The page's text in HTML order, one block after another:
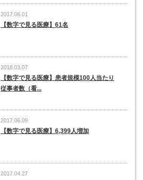
2017.06.01
【数字で見る医療】61名
2018.03.07
【数字で見る医療】患者規模100人当たり
従事者数（看...
2017.06.09
【数字で見る医療】6,399人増加
2017.04.27